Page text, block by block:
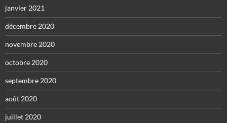
janvier 2021
décembre 2020
novembre 2020
octobre 2020
septembre 2020
août 2020
juillet 2020